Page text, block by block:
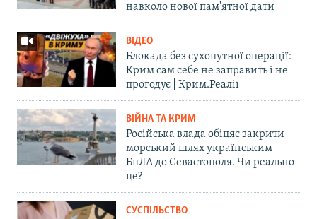
навколо нової пам'ятної дати
ВІДЕО
Блокада без сухопутної операції:
Крим сам себе не заправить і не
прогодує | Крим.Реалії
ВІЙНА ТА КРИМ
Російська влада обіцяє закрити
морський шлях українським
БпЛА до Севастополя. Чи реально
це?
СУСПІЛЬСТВО